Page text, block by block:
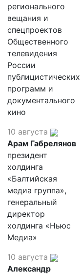
регионального
вещания и
спецпроектов
Общественного
телевидения
России
публицистических
программ и
документального
кино
10 августа
Арам Габрелянов
президент
холдинга
«Балтийская
медиа группа»,
генеральный
директор
холдинга «Ньюс
Медиа»
10 августа
Александр